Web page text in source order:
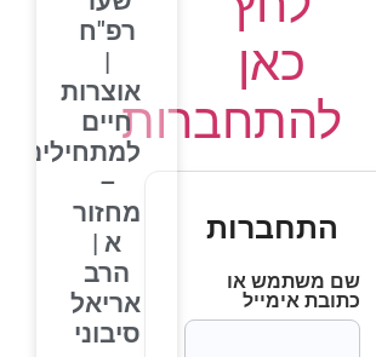
כאן
להתחברות
התחברות
שם משתמש או
כתובת אימייל
רפ"ח
אוצרות
חיים
למתחילים
מחזור
א |
הרב
אריאל
סיבוני